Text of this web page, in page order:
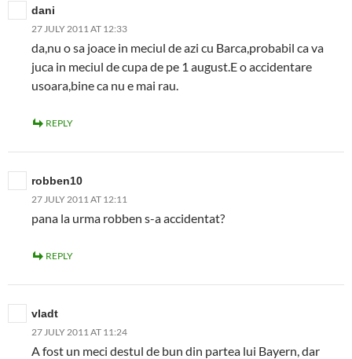
dani
27 JULY 2011 AT 12:33
da,nu o sa joace in meciul de azi cu Barca,probabil ca va
juca in meciul de cupa de pe 1 august.E o accidentare
usoara,bine ca nu e mai rau.
REPLY
robben10
27 JULY 2011 AT 12:11
pana la urma robben s-a accidentat?
REPLY
vladt
27 JULY 2011 AT 11:24
A fost un meci destul de bun din partea lui Bayern, dar